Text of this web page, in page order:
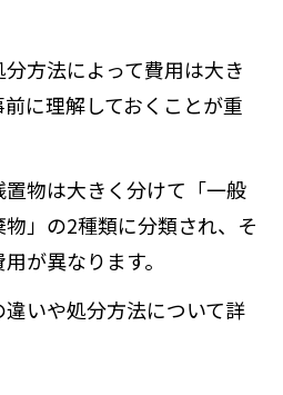
方法によって費用は大き
に理解しておくことが重
物は大きく分けて「一般
」の2種類に分類され、そ
が異なります。
いや処分方法について詳